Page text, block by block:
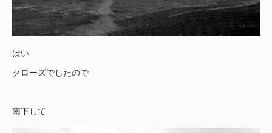
はい
クローズでしたので
南下して